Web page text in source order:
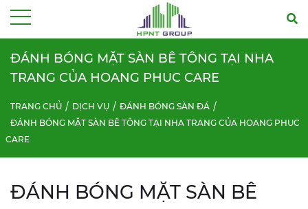
ĐÁNH BÓNG MẶT SÀN BÊ TÔNG TẠI NHA
TRANG CỦA HOANG PHUC CARE
TRANG CHỦ DỊCH VỤ
ĐÁNH BÓNG SÀN ĐÁ
ĐÁNH BÓNG MẶT SÀN BÊ TÔNG TẠI NHA TRANG CỦA HOANG PHUC
CARE
ĐÁNH BÓNG MẶT SÀN BÊ